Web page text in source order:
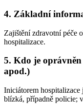
4. Základní
Zajištění zdravotní péče
hospitalizace.
5. Kdo je
apod.)
Iniciátorem hospitalizace
blízká, případně policie;